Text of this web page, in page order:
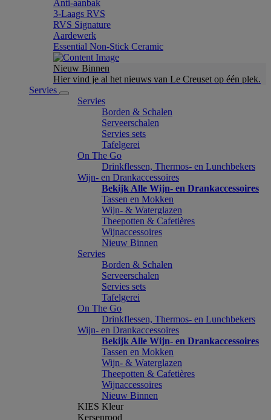
Anti-aanbak
3-Laags RVS
RVS Signature
Aardewerk
Essential Non-Stick Ceramic
Nieuw Binnen
Hier vind je al het nieuws van Le Creuset op één plek.
Servies
Servies
Borden & Schalen
Serveerschalen
Servies sets
Tafelgerei
On The Go
Drinkflessen, Thermos- en Lunchbekers
Wijn- en Drankaccessoires
Bekijk Alle Wijn- en Drankaccessoires
Tassen en Mokken
Wijn- & Waterglazen
Theepotten & Cafetières
Wijnaccessoires
Nieuw Binnen
Servies
Borden & Schalen
Serveerschalen
Servies sets
Tafelgerei
On The Go
Drinkflessen, Thermos- en Lunchbekers
Wijn- en Drankaccessoires
Bekijk Alle Wijn- en Drankaccessoires
Tassen en Mokken
Wijn- & Waterglazen
Theepotten & Cafetières
Wijnaccessoires
Nieuw Binnen
KIES Kleur
Kersenrood